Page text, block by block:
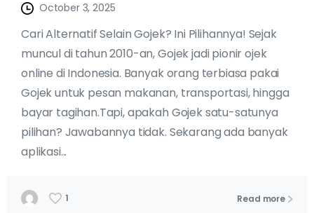
October 3, 2025
Cari Alternatif Selain Gojek? Ini Pilihannya! Sejak
muncul di tahun 2010-an, Gojek jadi pionir ojek
online di Indonesia. Banyak orang terbiasa pakai
Gojek untuk pesan makanan, transportasi, hingga
bayar tagihan.Tapi, apakah Gojek satu-satunya
pilihan? Jawabannya tidak. Sekarang ada banyak
aplikasi...
1 Read more